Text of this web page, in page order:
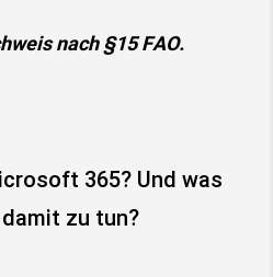
nach §15 FAO.
365? Und was
zu tun?